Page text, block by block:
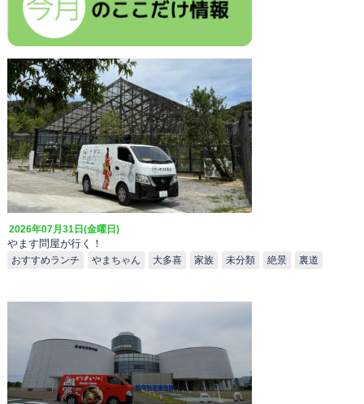
2026年07月31日(金曜日)
やます問屋が行く！
おすすめランチ やまちゃん 大多喜 家族 未分類 絶景 裏道